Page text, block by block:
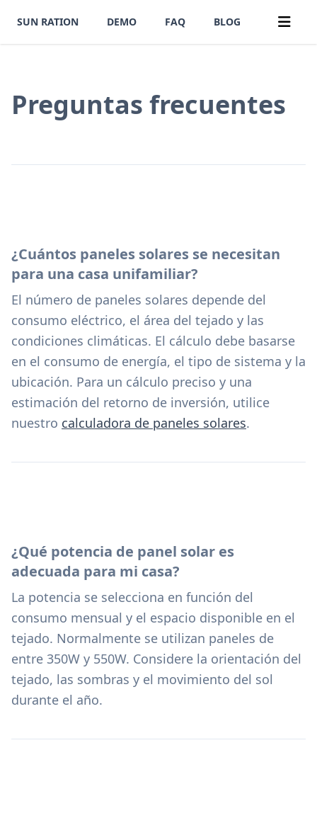
SUN RATION DEMO FAQ BLOG
Preguntas frecuentes
¿Cuántos paneles solares se necesitan
para una casa unifamiliar?
El número de paneles solares depende del
consumo eléctrico, el área del tejado y las
condiciones climáticas. El cálculo debe basarse
en el consumo de energía, el tipo de sistema y la
ubicación. Para un cálculo preciso y una
estimación del retorno de inversión, utilice
nuestro calculadora de paneles solares.
¿Qué potencia de panel solar es
adecuada para mi casa?
La potencia se selecciona en función del
consumo mensual y el espacio disponible en el
tejado. Normalmente se utilizan paneles de
entre 350W y 550W. Considere la orientación del
tejado, las sombras y el movimiento del sol
durante el año.